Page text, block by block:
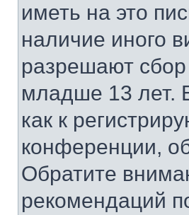
иметь на это
наличие иного
разрешают
младше 13 лет.
как к
конференции,
Обратите
рекомендаций